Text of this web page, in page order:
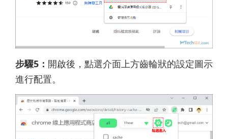
步驟5： 開啟後，點選介面上方齒輪狀的設定圖示
進行配置。